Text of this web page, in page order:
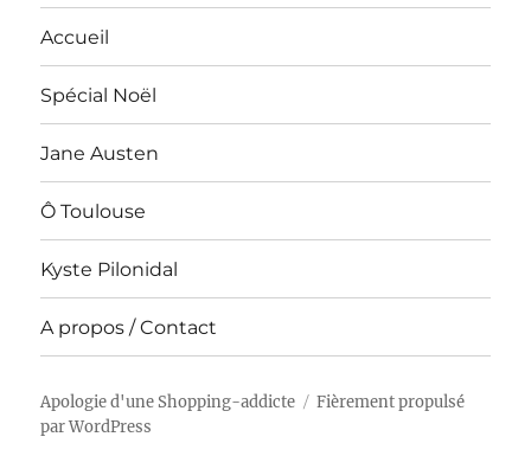
Accueil
Spécial Noël
Jane Austen
Ô Toulouse
Kyste Pilonidal
A propos / Contact
Apologie d'une Shopping-addicte
Fièrement propulsé
par WordPress